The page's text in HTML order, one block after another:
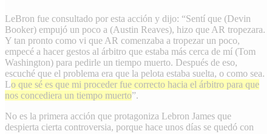
LeBron fue consultado por esta acción y dijo: “Sentí que (Devin
Booker) empujó un poco a (Austin Reaves), hizo que AR tropezara.
Y tan pronto como vi que AR comenzaba a tropezar un poco,
empecé a hacer gestos al árbitro que estaba más cerca de mí (Tom
Washington) para pedirle un tiempo muerto. Después de eso,
escuché que el problema era que la pelota estaba suelta, o como sea.
Lo que sé es que mi proceder fue correcto hacia el árbitro para que
nos concediera un tiempo muerto”.
No es la primera acción que protagoniza Lebron James que
despierta cierta controversia, porque hace unos días se quedó con